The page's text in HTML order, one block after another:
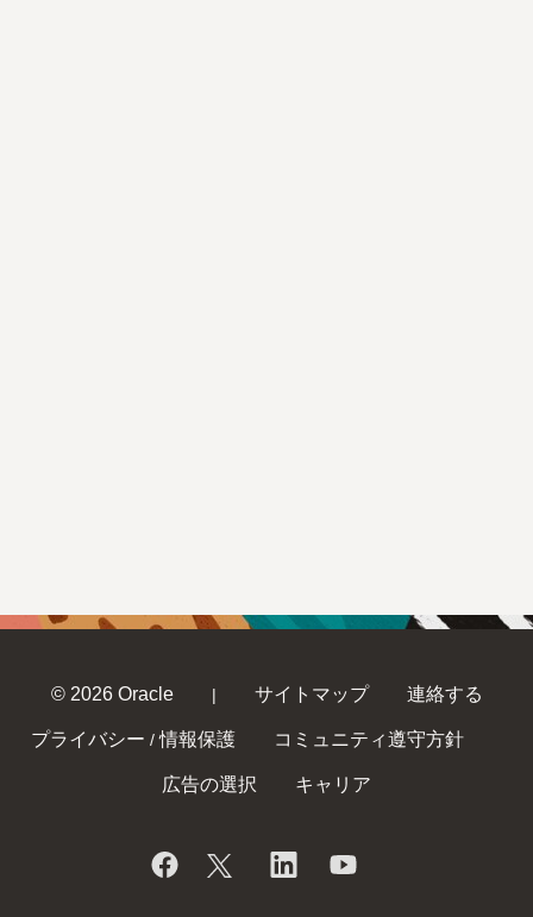
© 2026 Oracle | サイトマップ 連絡する
プライバシー / 情報保護 コミュニティ遵守方針
広告の選択 キャリア